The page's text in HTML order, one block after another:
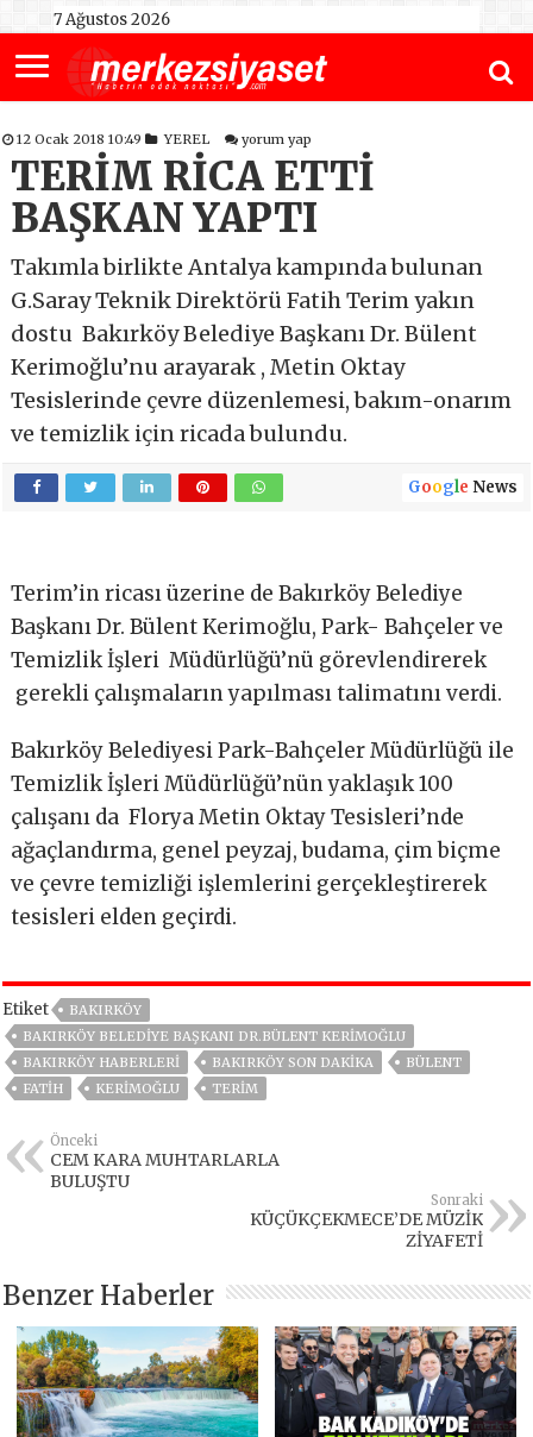
7 Ağustos 2026
12 Ocak 2018 10:49 YEREL yorum yap
TERİM RİCA ETTİ
BAŞKAN YAPTI
Takımla birlikte Antalya kampında bulunan
G.Saray Teknik Direktörü Fatih Terim yakın
dostu Bakırköy Belediye Başkanı Dr. Bülent
Kerimoğlu’nu arayarak , Metin Oktay
Tesislerinde çevre düzenlemesi, bakım-onarım
ve temizlik için ricada bulundu.
Google News
Terim’in ricası üzerine de Bakırköy Belediye
Başkanı Dr. Bülent Kerimoğlu, Park- Bahçeler ve
Temizlik İşleri Müdürlüğü’nü görevlendirerek
gerekli çalışmaların yapılması talimatını verdi.
Bakırköy Belediyesi Park-Bahçeler Müdürlüğü ile
Temizlik İşleri Müdürlüğü’nün yaklaşık 100
çalışanı da Florya Metin Oktay Tesisleri’nde
ağaçlandırma, genel peyzaj, budama, çim biçme
ve çevre temizliği işlemlerini gerçekleştirerek
tesisleri elden geçirdi.
Etiket
BAKIRKÖY
BAKIRKÖY BELEDIYE BAŞKANI DR.BÜLENT KERIMOĞLU
BAKIRKÖY HABERLERI
BAKIRKÖY SON DAKIKA
BÜLENT
FATIH
KERIMOĞLU TERİM
Önceki
CEM KARA MUHTARLARLA
BULUŞTU
Sonraki
KÜÇÜKÇEKMECE’DE MÜZİK
ZİYAFETİ
Benzer Haberler